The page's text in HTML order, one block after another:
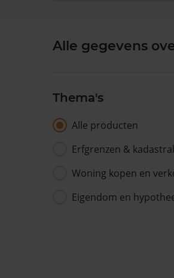
Alle gegevens
Thema's
Alle producten
Erfgrenzen &
Woning kopen en
Eigendom en